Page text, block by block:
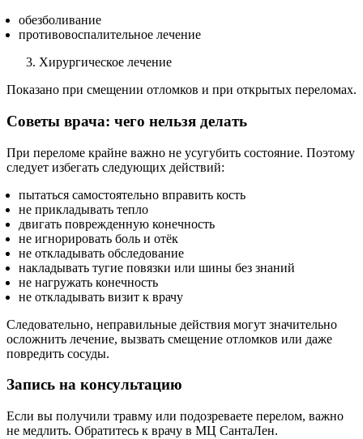
обезболивание
противовоспалительное лечение
Хирургическое лечение
Показано при смещении отломков и при открытых переломах.
Советы врача: чего нельзя делать
При переломе крайне важно не усугубить состояние. Поэтому
следует избегать следующих действий:
пытаться самостоятельно вправить кость
не прикладывать тепло
двигать поврежденную конечность
не игнорировать боль и отёк
не откладывать обследование
накладывать тугие повязки или шины без знаний
не нагружать конечность
не откладывать визит к врачу
Следовательно, неправильные действия могут значительно
осложнить лечение, вызвать смещение отломков или даже
повредить сосуды.
Запись на консультацию
Если вы получили травму или подозреваете перелом, важно
не медлить. Обратитесь к врачу в МЦ СантаЛен.